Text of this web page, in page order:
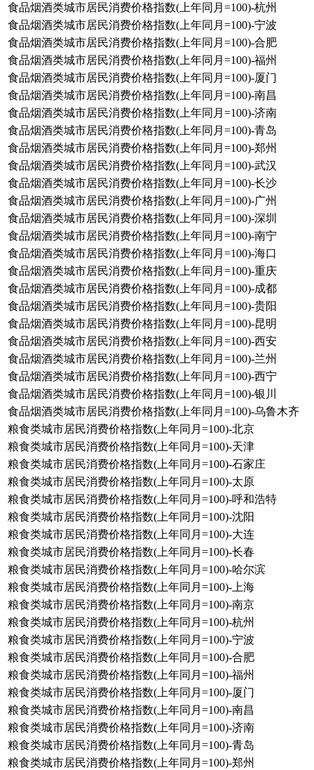
食品烟酒类城市居民消费价格指数(上年同月=100)-杭州
食品烟酒类城市居民消费价格指数(上年同月=100)-宁波
食品烟酒类城市居民消费价格指数(上年同月=100)-合肥
食品烟酒类城市居民消费价格指数(上年同月=100)-福州
食品烟酒类城市居民消费价格指数(上年同月=100)-厦门
食品烟酒类城市居民消费价格指数(上年同月=100)-南昌
食品烟酒类城市居民消费价格指数(上年同月=100)-济南
食品烟酒类城市居民消费价格指数(上年同月=100)-青岛
食品烟酒类城市居民消费价格指数(上年同月=100)-郑州
食品烟酒类城市居民消费价格指数(上年同月=100)-武汉
食品烟酒类城市居民消费价格指数(上年同月=100)-长沙
食品烟酒类城市居民消费价格指数(上年同月=100)-广州
食品烟酒类城市居民消费价格指数(上年同月=100)-深圳
食品烟酒类城市居民消费价格指数(上年同月=100)-南宁
食品烟酒类城市居民消费价格指数(上年同月=100)-海口
食品烟酒类城市居民消费价格指数(上年同月=100)-重庆
食品烟酒类城市居民消费价格指数(上年同月=100)-成都
食品烟酒类城市居民消费价格指数(上年同月=100)-贵阳
食品烟酒类城市居民消费价格指数(上年同月=100)-昆明
食品烟酒类城市居民消费价格指数(上年同月=100)-西安
食品烟酒类城市居民消费价格指数(上年同月=100)-兰州
食品烟酒类城市居民消费价格指数(上年同月=100)-西宁
食品烟酒类城市居民消费价格指数(上年同月=100)-银川
食品烟酒类城市居民消费价格指数(上年同月=100)-乌鲁木齐
粮食类城市居民消费价格指数(上年同月=100)-北京
粮食类城市居民消费价格指数(上年同月=100)-天津
粮食类城市居民消费价格指数(上年同月=100)-石家庄
粮食类城市居民消费价格指数(上年同月=100)-太原
粮食类城市居民消费价格指数(上年同月=100)-呼和浩特
粮食类城市居民消费价格指数(上年同月=100)-沈阳
粮食类城市居民消费价格指数(上年同月=100)-大连
粮食类城市居民消费价格指数(上年同月=100)-长春
粮食类城市居民消费价格指数(上年同月=100)-哈尔滨
粮食类城市居民消费价格指数(上年同月=100)-上海
粮食类城市居民消费价格指数(上年同月=100)-南京
粮食类城市居民消费价格指数(上年同月=100)-杭州
粮食类城市居民消费价格指数(上年同月=100)-宁波
粮食类城市居民消费价格指数(上年同月=100)-合肥
粮食类城市居民消费价格指数(上年同月=100)-福州
粮食类城市居民消费价格指数(上年同月=100)-厦门
粮食类城市居民消费价格指数(上年同月=100)-南昌
粮食类城市居民消费价格指数(上年同月=100)-济南
粮食类城市居民消费价格指数(上年同月=100)-青岛
粮食类城市居民消费价格指数(上年同月=100)-郑州